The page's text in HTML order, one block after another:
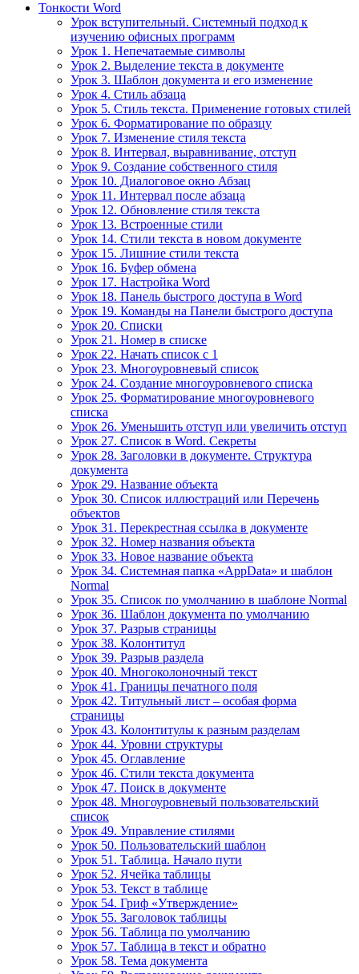
Тонкости Word
Урок вступительный. Системный подход к
изучению офисных программ
Урок 1. Непечатаемые символы
Урок 2. Выделение текста в документе
Урок 3. Шаблон документа и его изменение
Урок 4. Стиль абзаца
Урок 5. Стиль текста. Применение готовых стилей
Урок 6. Форматирование по образцу
Урок 7. Изменение стиля текста
Урок 8. Интервал, выравнивание, отступ
Урок 9. Создание собственного стиля
Урок 10. Диалоговое окно Абзац
Урок 11. Интервал после абзаца
Урок 12. Обновление стиля текста
Урок 13. Встроенные стили
Урок 14. Стили текста в новом документе
Урок 15. Лишние стили текста
Урок 16. Буфер обмена
Урок 17. Настройка Word
Урок 18. Панель быстрого доступа в Word
Урок 19. Команды на Панели быстрого доступа
Урок 20. Списки
Урок 21. Номер в списке
Урок 22. Начать список с 1
Урок 23. Многоуровневый список
Урок 24. Создание многоуровневого списка
Урок 25. Форматирование многоуровневого
списка
Урок 26. Уменьшить отступ или увеличить отступ
Урок 27. Список в Word. Секреты
Урок 28. Заголовки в документе. Структура
документа
Урок 29. Название объекта
Урок 30. Список иллюстраций или Перечень
объектов
Урок 31. Перекрестная ссылка в документе
Урок 32. Номер названия объекта
Урок 33. Новое название объекта
Урок 34. Системная папка «AppData» и шаблон
Normal
Урок 35. Список по умолчанию в шаблоне Normal
Урок 36. Шаблон документа по умолчанию
Урок 37. Разрыв страницы
Урок 38. Колонтитул
Урок 39. Разрыв раздела
Урок 40. Многоколоночный текст
Урок 41. Границы печатного поля
Урок 42. Титульный лист – особая форма
страницы
Урок 43. Колонтитулы к разным разделам
Урок 44. Уровни структуры
Урок 45. Оглавление
Урок 46. Стили текста документа
Урок 47. Поиск в документе
Урок 48. Многоуровневый пользовательский
список
Урок 49. Управление стилями
Урок 50. Пользовательский шаблон
Урок 51. Таблица. Начало пути
Урок 52. Ячейка таблицы
Урок 53. Текст в таблице
Урок 54. Гриф «Утверждение»
Урок 55. Заголовок таблицы
Урок 56. Таблица по умолчанию
Урок 57. Таблица в текст и обратно
Урок 58. Тема документа